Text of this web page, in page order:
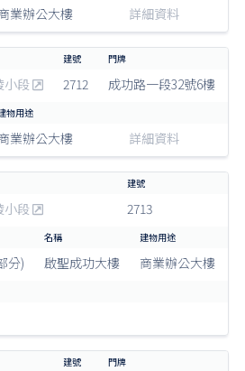
業辦公大樓 詳細資料
小段 2712 成功路一段32號6樓
業辦公大樓 詳細資料
小段 2713
分) 啟聖成功大樓 商業辦公大樓